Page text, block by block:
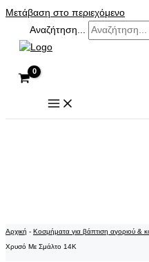
Μετάβαση στο περιεχόμενο
Αναζήτηση...
Αρχική - Κοσμήματα για βάπτιση αγοριού &
Χρυσό Με Σμάλτο 14K